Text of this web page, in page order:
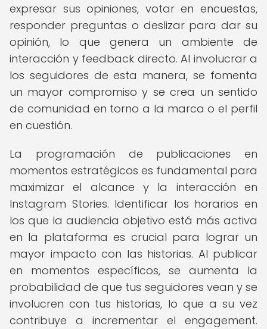
expresar sus opiniones, votar en encuestas,
responder preguntas o deslizar para dar su
opinión, lo que genera un ambiente de
interacción y feedback directo. Al involucrar a
los seguidores de esta manera, se fomenta
un mayor compromiso y se crea un sentido
de comunidad en torno a la marca o el perfil
en cuestión.
La programación de publicaciones en
momentos estratégicos es fundamental para
maximizar el alcance y la interacción en
Instagram Stories. Identificar los horarios en
los que la audiencia objetivo está más activa
en la plataforma es crucial para lograr un
mayor impacto con las historias. Al publicar
en momentos específicos, se aumenta la
probabilidad de que tus seguidores vean y se
involucren con tus historias, lo que a su vez
contribuye a incrementar el engagement.